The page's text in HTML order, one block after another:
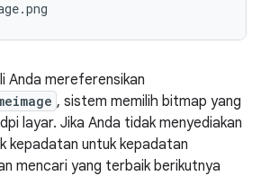
Anda mereferensikan
, sistem memilih bitmap yang
layar. Jika Anda tidak menyediakan
kepadatan untuk kepadatan
mencari yang terbaik berikutnya